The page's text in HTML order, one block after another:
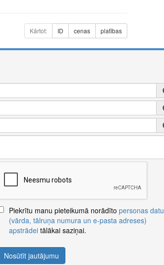
Kārtot: ID cenas platības
Piekrītu manu pieteikumā norādīto personas datu
(vārda, tālruņa numura un e-pasta adreses)
apstrādeitālākai saziņai.
Nosūtīt jautājumu